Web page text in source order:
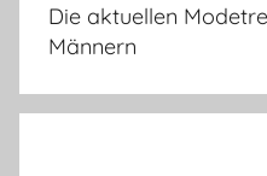
Die aktuellen
Männern